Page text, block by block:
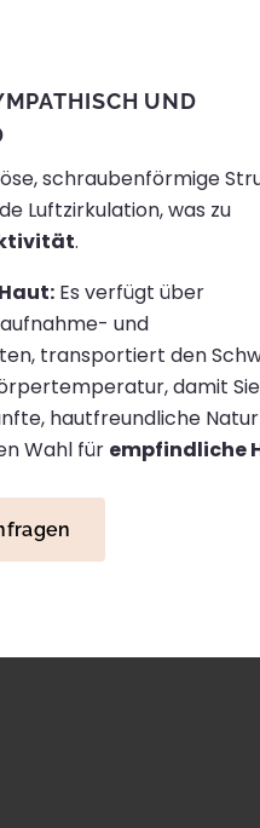
UND
schraubenförmige
Luftzirkulation, was zu
.
Es verfügt über
und
transportiert den
damit
hautfreundliche Natur
Wahl für empfindliche